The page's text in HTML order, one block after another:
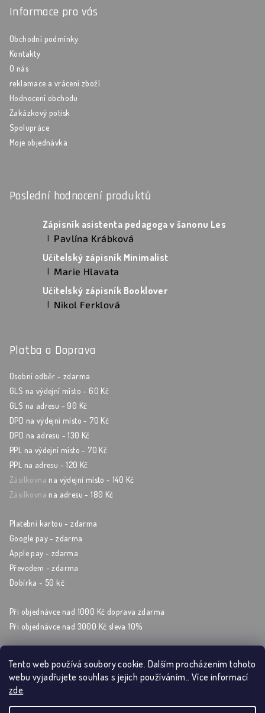
Tento web používá soubory cookie. Dalším procházením tohoto
webu vyjadřujete souhlas s jejich používáním.. Více informací
zde.
Informace pro vás
Obchodní podmínky
Kontakty
O nás
reklamace a vrácení zboží
Hodnocení obchodu
Zakázkový potisk
Spolupráce
Moje objednávka
Poslední hodnocení produktů
Zápisník asistenta pedagoga v šanonu Les
Hodnocení produktu je 5 z 5 hvězdiček.
| Pavlína Krábková
Učitelský zápisník Minimalist
Hodnocení produktu je 5 z 5 hvězdiček.
| Marie Hlavata
Učitelský zápisník Booklover
Hodnocení produktu je 5 z 5 hvězdiček.
| Nikol Ferklová
Platba a Doprava
Osobní odběr - zdarma
GLS na výdejní místo - 60 Kč
GLS na adresu - 90 Kč
DPD na výdejní místo - 70 Kč
DPD na adresu - 130 Kč
PPL na výdejní místo - 70 Kč
PPL na adresu - 120 Kč
Zásilkovna na výdejní místo - 140 Kč
Zásilkovna na adresu - 180 Kč
Platební kartou - zdarma
Google pay - zdarma
Apple pay - zdarma
Převodem - zdarma
Dobírka - 50 kč
Při objednávce nad 1000 Kč doprava zdarma
Při objednávce nad 3000 Kč sleva 10%
Sleduj nás na sockách